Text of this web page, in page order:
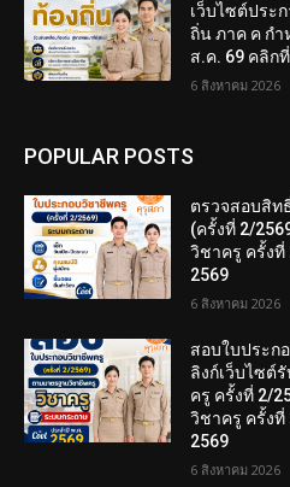
เว็บไซต์ประ
ถิ่น ภาค ค ก
ส.ค. 69 คลิก
6 สิงหาคม 2026
POPULAR POSTS
ตรวจสอบสิท
(ครั้งที่ 2/
วิชาครู ครั้งที่
2569
6 สิงหาคม 2026
สอบใบประก
ลิงก์เว็บไซต์
ครู ครั้งที่ 2/
วิชาครู ครั้งที่
2569
6 สิงหาคม 2026